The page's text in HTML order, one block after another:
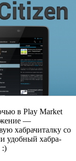
в Play Market
—
хабрачиталку со
удобный хабра-
:)